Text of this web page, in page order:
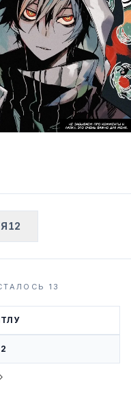
12
13